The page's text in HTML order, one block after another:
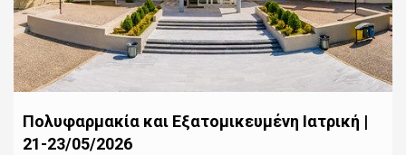
Πολυφαρμακία και Εξατομικευμένη Ιατρική |
21-23/05/2026